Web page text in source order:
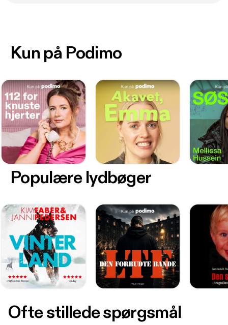
Kun på Podimo
Populære lydbøger
Ofte stillede spørgsmål